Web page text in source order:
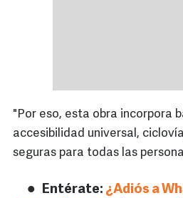
"Por eso, esta obra incorpora
accesibilidad universal,
seguras para todas las
Entérate: ¿Adiós a